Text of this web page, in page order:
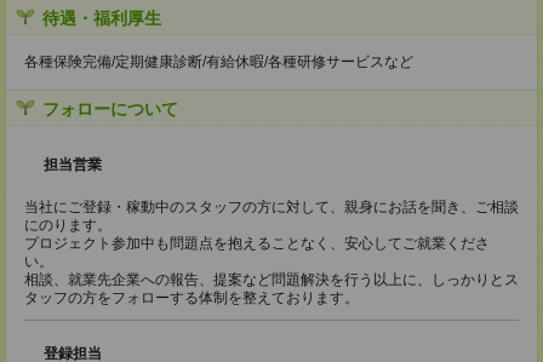
待遇・福利厚生
各種保険完備/定期健康診断/有給休暇/各種研修サービスなど
フォローについて
担当営業
当社にご登録・稼動中のスタッフの方に対して、親身にお話を聞き、ご相談
にのります。
プロジェクト参加中も問題点を抱えることなく、安心してご就業くださ
い。
相談、就業先企業への報告、提案など問題解決を行う以上に、しっかりとス
タッフの方をフォローする体制を整えております。
登録担当